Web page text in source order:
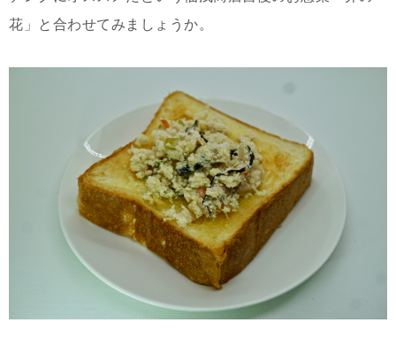
花」と合わせてみましょうか。